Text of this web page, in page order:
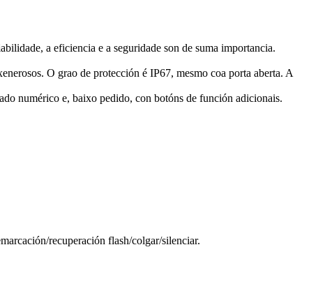
a eficiencia e a seguridade son de suma importancia.
O grao de protección é IP67, mesmo coa porta aberta. A
numérico e, baixo pedido, con botóns de función adicionais.
recuperación flash/colgar/silenciar.